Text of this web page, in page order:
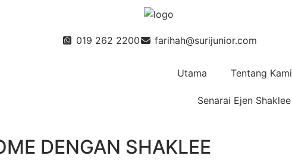
019 262 2200 farihah@surijunior.com
Utama Tentang Kami
Senarai Ejen Shaklee
DENGAN SHAKLEE